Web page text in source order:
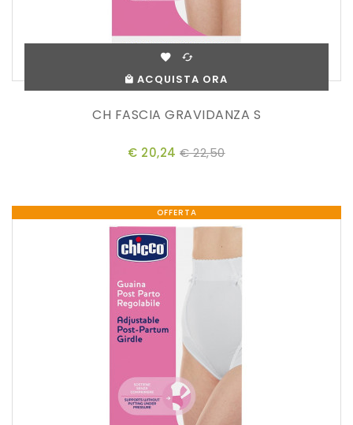
ACQUISTA ORA
CH FASCIA GRAVIDANZA S
€ 20,24 € 22,50
OFFERTA